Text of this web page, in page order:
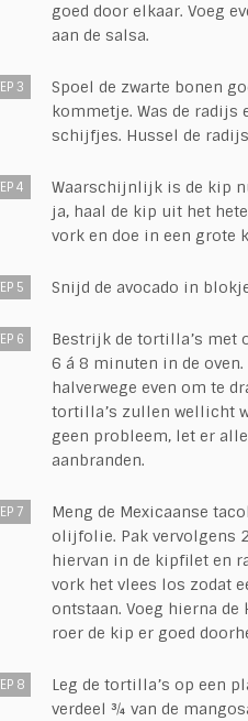
goed door elkaar. Voeg
aan de salsa.
3
Spoel de zwarte bonen
kommetje. Was de radijs
schijfjes. Hussel de
4
Waarschijnlijk is de kip
ja, haal de kip uit het
vork en doe in een grote
5 Snijd de avocado in
6
Bestrijk de tortilla’s met
6 á 8 minuten in de
halverwege even om te
tortilla’s zullen wellicht
geen probleem, let er
aanbranden.
7
Meng de Mexicaanse
olijfolie. Pak vervolgens
hiervan in de kipfilet en
vork het vlees los zodat
ontstaan. Voeg hierna
roer de kip er goed
8
Leg de tortilla’s op een
verdeel ¾ van de